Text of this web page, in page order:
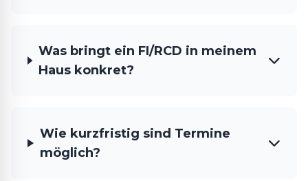
Was bringt ein FI/RCD in meinem
Haus konkret?
Wie kurzfristig sind Termine
möglich?